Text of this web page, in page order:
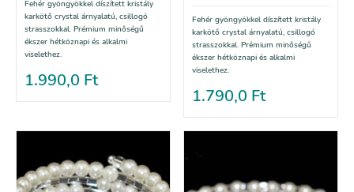
Fehér gyöngyökkel díszített kristály
karkötő crystal árnyalatú, csillogó
strasszokkal. Prémium minőségű
ékszer hétköznapi és alkalmi
viselethez.
1.990,0 Ft
Fehér gyöngyökkel díszített kristály
karkötő crystal árnyalatú, csillogó
strasszokkal. Prémium minőségű
ékszer hétköznapi és alkalmi
viselethez.
1.790,0 Ft